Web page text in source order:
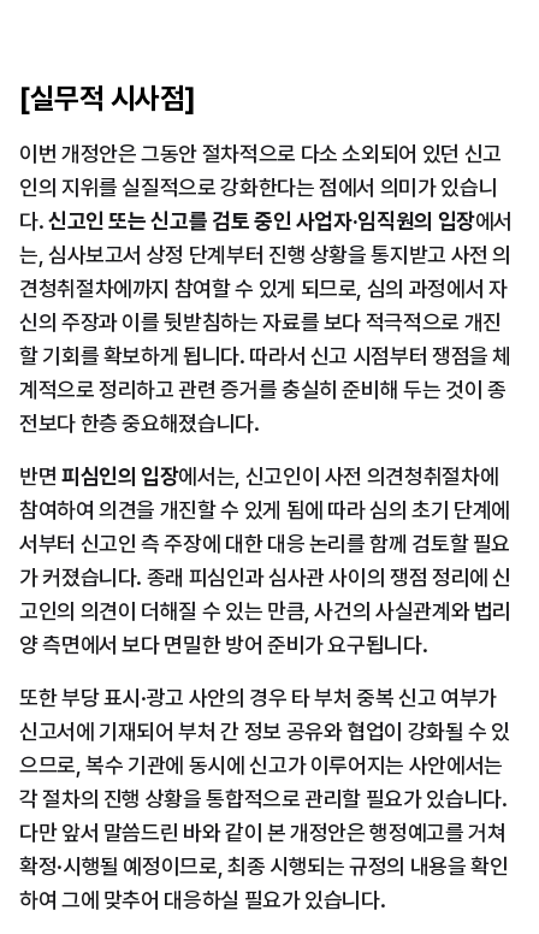
[실무적 시사점]
이번 개정안은 그동안 절차적으로 다소 소외되어 있던 신고
인의 지위를 실질적으로 강화한다는 점에서 의미가 있습니
다. 신고인 또는 신고를 검토 중인 사업자·임직원의 입장에서
는, 심사보고서 상정 단계부터 진행 상황을 통지받고 사전 의
견청취절차에까지 참여할 수 있게 되므로, 심의 과정에서 자
신의 주장과 이를 뒷받침하는 자료를 보다 적극적으로 개진
할 기회를 확보하게 됩니다. 따라서 신고 시점부터 쟁점을 체
계적으로 정리하고 관련 증거를 충실히 준비해 두는 것이 종
전보다 한층 중요해졌습니다.
반면 피심인의 입장에서는, 신고인이 사전 의견청취절차에
참여하여 의견을 개진할 수 있게 됨에 따라 심의 초기 단계에
서부터 신고인 측 주장에 대한 대응 논리를 함께 검토할 필요
가 커졌습니다. 종래 피심인과 심사관 사이의 쟁점 정리에 신
고인의 의견이 더해질 수 있는 만큼, 사건의 사실관계와 법리
양 측면에서 보다 면밀한 방어 준비가 요구됩니다.
또한 부당 표시·광고 사안의 경우 타 부처 중복 신고 여부가
신고서에 기재되어 부처 간 정보 공유와 협업이 강화될 수 있
으므로, 복수 기관에 동시에 신고가 이루어지는 사안에서는
각 절차의 진행 상황을 통합적으로 관리할 필요가 있습니다.
다만 앞서 말씀드린 바와 같이 본 개정안은 행정예고를 거쳐
확정·시행될 예정이므로, 최종 시행되는 규정의 내용을 확인
하여 그에 맞추어 대응하실 필요가 있습니다.